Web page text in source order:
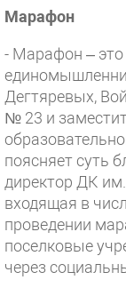
Марафон
- Марафон – это
Дегтяревых,
№ 23 и
поясняет суть
директор ДК
входящая в
проведении
поселковые
через